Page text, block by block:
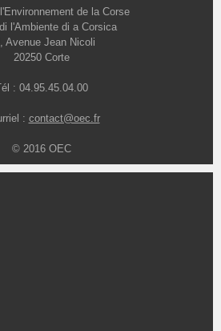
de la Corse
l'Ambiente di a Corsica
Avenue Jean Nicoli
20250 Corte
: 04.95.45.04.00
: contact@oec.fr
© 2016 OEC